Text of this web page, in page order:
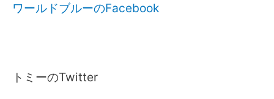
ワールドブルーのFacebook
トミーのTwitter